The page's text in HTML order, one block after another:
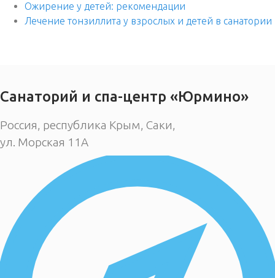
Ожирение у детей: рекомендации
Лечение тонзиллита у взрослых и детей в санатории
Санаторий и спа-центр «Юрмино»
Россия, республика Крым, Саки,
ул. Морская 11А